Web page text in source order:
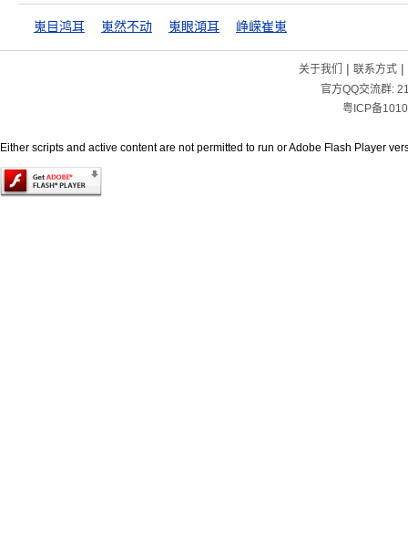
嵬目鸿耳 嵬然不动 嵬眼澒耳 峥嵘崔嵬
关于我们 | 联系方式|
官方QQ交流群:
粤ICP备
Either scripts and active content are not permitted to run or Adobe Flash Player